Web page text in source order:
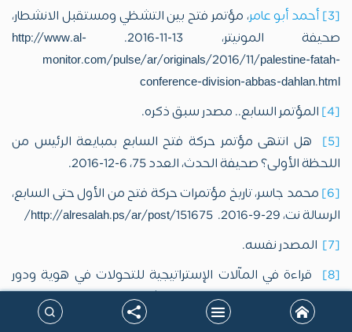
[3]
أحمد أبو عامر، مؤتمر فتح بين التشظي ومستقبل الانشطار،
صحيفة المونيتر، 13-11-2016. http://www.al-
monitor.com/pulse/ar/originals/2016/11/palestine-fatah-
conference-division-abbas-dahlan.html
[4]
المؤتمر السابع.. مصدر سبق ذكره.
[5]
هل انتهى مؤتمر حركة فتح السابع بمبايعة الرئيس من
اللحظة الأولى؟ صحيفة الحدث، العدد 75، 6-12-2016.
[6]
محمد جاسر، تاريخ مؤتمرات حركة فتح من الأول حتى السابع،
الرسالة نت، 29-9-2016. http://alresalah.ps/ar/post/151675/
[7]
المصدر نفسه.
[8]
قراءة في المآلات الإستراتيجية للتحولات في هوية ودور